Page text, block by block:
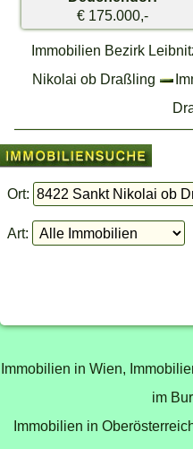
€ 175.000,-
Immobilien Bezirk
Nikolai ob Draßling
Ort:
Art:
Immobilien in Wien,
im
Immobilien in